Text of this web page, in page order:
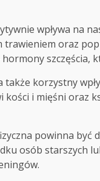
wpływa na
oraz
szczęścia,
korzystny
i mięśni oraz
powinna
osób starszych